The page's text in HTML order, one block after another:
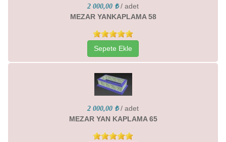
2 000,00 ₺ / adet
MEZAR YANKAPLAMA 58
Sepete Ekle
2 000,00 ₺ / adet
MEZAR YAN KAPLAMA 65